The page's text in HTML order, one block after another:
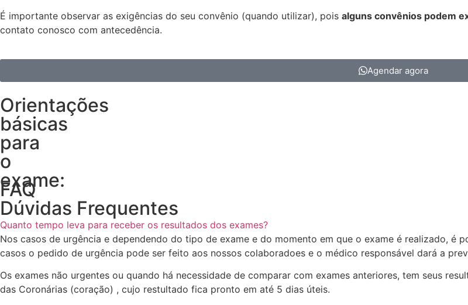
É importante observar as exigências do seu convênio (quando utilizar), pois alguns convênios podem
contato conosco com antecedência. ​
Agendar agora
Orientações
básicas
para
o
exame:
FAQ
Dúvidas Frequentes
Quanto tempo leva para receber os resultados dos exames?
Nos casos de urgência e dependendo do tipo de exame e do momento em que o exame é realizado, é
casos o pedido de urgência pode ser feito aos nossos colaboradoes e o médico responsável dará a
Os exames não urgentes ou quando há necessidade de comparar com exames anteriores, tem seus
das Coronárias (coração) , cujo restultado fica pronto em até 5 dias úteis.